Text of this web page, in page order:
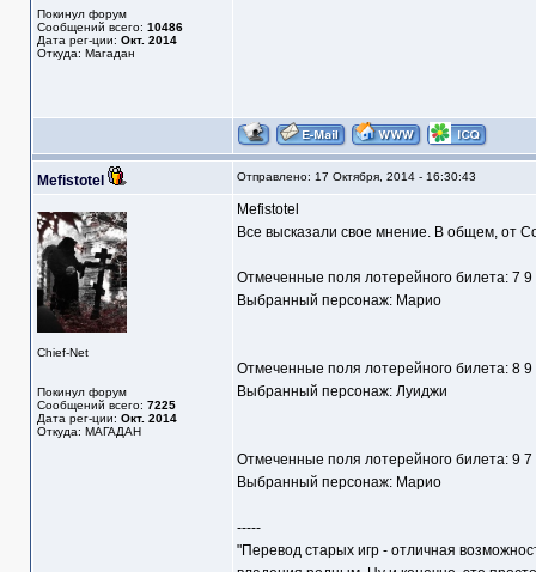
Покинул форум
Сообщений всего: 10486
Дата рег-ции: Окт. 2014
Откуда: Магадан
Mefistotel Отправлено: 17 Октября, 2014 - 16:30:43
Chief-Net
Покинул форум
Сообщений всего: 7225
Дата рег-ции: Окт. 2014
Откуда: МАГАДАН
Mefistotel
Все высказали свое мнение. В общем, от
Отмеченные поля лотерейного билета: 7 9
Выбранный персонаж: Марио
Отмеченные поля лотерейного билета: 8 9
Выбранный персонаж: Луиджи
Отмеченные поля лотерейного билета: 9 7
Выбранный персонаж: Марио
-----
"Перевод старых игр - отличная